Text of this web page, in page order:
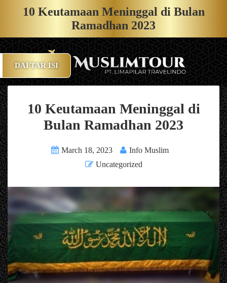
10 Keutamaan Meninggal di Bulan
Ramadhan 2023
10 Keutamaan Meninggal di
Bulan Ramadhan 2023
March 18, 2023
Info Muslim
Uncategorized
DAFTAR ISI